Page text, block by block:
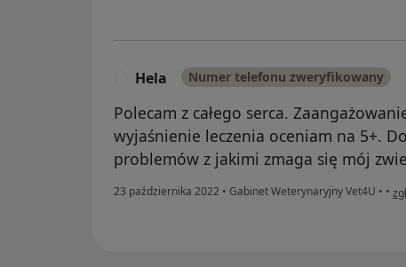
Hela Numer telefonu zweryfikowany
Polecam z całego serca.
wyjaśnienie leczenia oceniam na 5+.
problemów z jakimi zmaga się mój
23 października 2022 • Gabinet Weterynaryjny Vet4U • • w